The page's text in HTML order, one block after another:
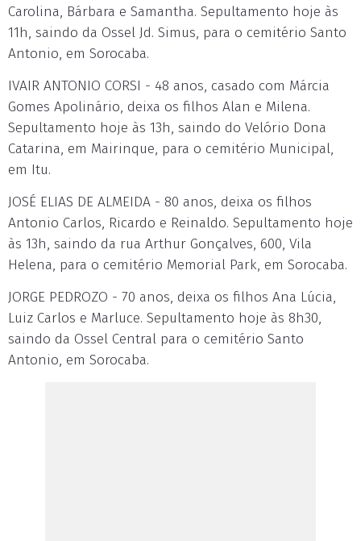
Carolina, Bárbara e Samantha. Sepultamento hoje às
11h, saindo da Ossel Jd. Simus, para o cemitério Santo
Antonio, em Sorocaba.
IVAIR ANTONIO CORSI - 48 anos, casado com Márcia
Gomes Apolinário, deixa os filhos Alan e Milena.
Sepultamento hoje às 13h, saindo do Velório Dona
Catarina, em Mairinque, para o cemitério Municipal,
em Itu.
JOSÉ ELIAS DE ALMEIDA - 80 anos, deixa os filhos
Antonio Carlos, Ricardo e Reinaldo. Sepultamento hoje
às 13h, saindo da rua Arthur Gonçalves, 600, Vila
Helena, para o cemitério Memorial Park, em Sorocaba.
JORGE PEDROZO - 70 anos, deixa os filhos Ana Lúcia,
Luiz Carlos e Marluce. Sepultamento hoje às 8h30,
saindo da Ossel Central para o cemitério Santo
Antonio, em Sorocaba.